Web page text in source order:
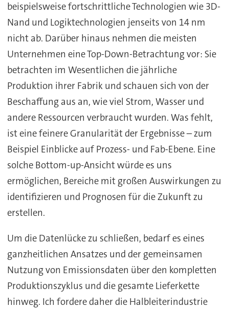
beispielsweise fortschrittliche Technologien wie 3D-
Nand und Logiktechnologien jenseits von 14 nm
nicht ab. Darüber hinaus nehmen die meisten
Unternehmen eine Top-Down-Betrachtung vor: Sie
betrachten im Wesentlichen die jährliche
Produktion ihrer Fabrik und schauen sich von der
Beschaffung aus an, wie viel Strom, Wasser und
andere Ressourcen verbraucht wurden. Was fehlt,
ist eine feinere Granularität der Ergebnisse – zum
Beispiel Einblicke auf Prozess- und Fab-Ebene. Eine
solche Bottom-up-Ansicht würde es uns
ermöglichen, Bereiche mit großen Auswirkungen zu
identifizieren und Prognosen für die Zukunft zu
erstellen.
Um die Datenlücke zu schließen, bedarf es eines
ganzheitlichen Ansatzes und der gemeinsamen
Nutzung von Emissionsdaten über den kompletten
Produktionszyklus und die gesamte Lieferkette
hinweg. Ich fordere daher die Halbleiterindustrie